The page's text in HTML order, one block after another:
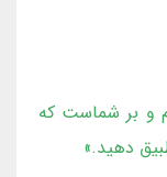
و بر شماست كه
دهيد.»